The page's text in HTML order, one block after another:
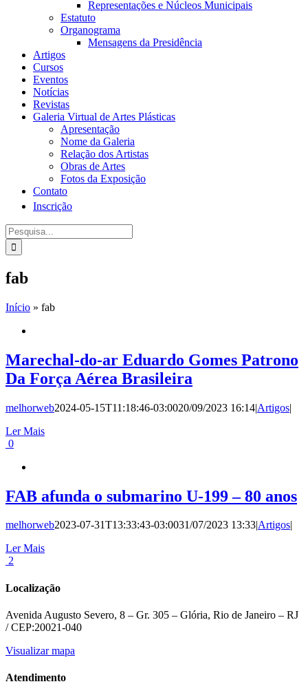
Representações e Núcleos Municipais
Estatuto
Organograma
Mensagens da Presidência
Artigos
Cursos
Eventos
Notícias
Revistas
Galeria Virtual de Artes Plásticas
Apresentação
Nome da Galeria
Relação dos Artistas
Obras de Artes
Fotos da Exposição
Contato
Inscrição
Procurar
por:
fab
Início » fab
Marechal-do-ar Eduardo Gomes Patrono
Da Força Aérea Brasileira
melhorweb2024-05-15T11:18:46-03:0020/09/2023 16:14|Artigos|
Ler Mais
0
FAB afunda o submarino U-199 – 80 anos
melhorweb2023-07-31T13:33:43-03:0031/07/2023 13:33|Artigos|
Ler Mais
2
Localização
Avenida Augusto Severo, 8 – Gr. 305 – Glória, Rio de Janeiro – RJ
/ CEP:20021-040
Visualizar mapa
Atendimento